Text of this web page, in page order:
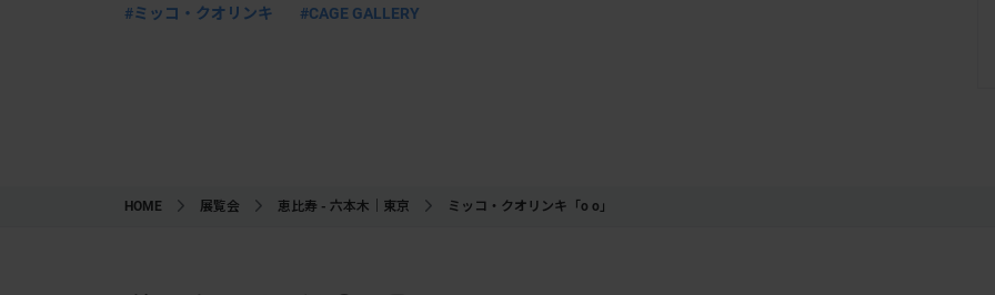
#ミッコ・クオリンキ #CAGE GALLERY
HOME 展覧会 恵比寿 - 六本木｜東京 ミッコ・クオリンキ「o o」